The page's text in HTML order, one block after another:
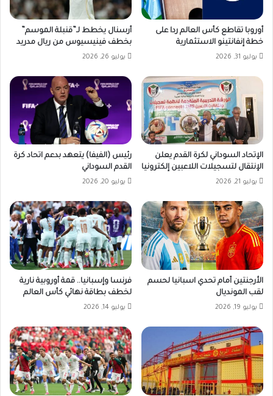
أوروبا تقاطع كأس العالم ردا على
خطة إنفانتينو الاستثمارية
يوليو 31, 2026
أرسنال يخطط لـ”قنبلة الموسم”
بخطف فينيسيوس من ريال مدريد
يوليو 26, 2026
الإتحاد السوداني لكرة القدم يعلن
الإنتقال لتسجيلات اللاعبين إلكترونيا
يوليو 21, 2026
رئيس (الفيفا) يتعهد بدعم اتحاد كرة
القدم السوداني
يوليو 20, 2026
الأرجنتين أمام تحدي اسبانيا لحسم
لقب المونديال
يوليو 19, 2026
فرنسا وإسبانيا.. قمة أوروبية نارية
لخطف بطاقة نهائي كأس العالم
يوليو 14, 2026